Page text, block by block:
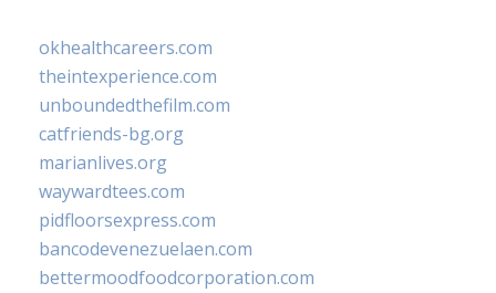
okhealthcareers.com
theintexperience.com
unboundedthefilm.com
catfriends-bg.org
marianlives.org
waywardtees.com
pidfloorsexpress.com
bancodevenezuelaen.com
bettermoodfoodcorporation.com